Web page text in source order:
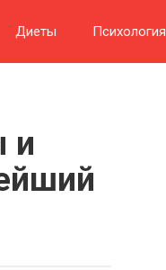
Диеты Психология
и